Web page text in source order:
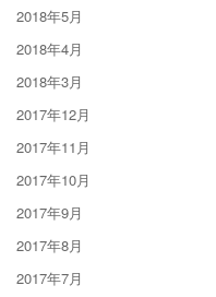
2018年5月
2018年4月
2018年3月
2017年12月
2017年11月
2017年10月
2017年9月
2017年8月
2017年7月